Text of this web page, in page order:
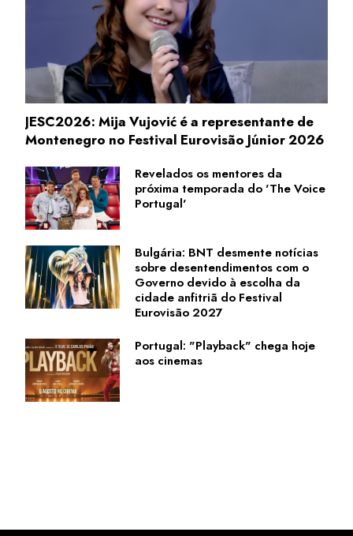
JESC2026: Mija Vujović é a representante de
Montenegro no Festival Eurovisão Júnior 2026
Revelados os mentores da
próxima temporada do 'The Voice
Portugal'
Bulgária: BNT desmente notícias
sobre desentendimentos com o
Governo devido à escolha da
cidade anfitriã do Festival
Eurovisão 2027
Portugal: "Playback" chega hoje
aos cinemas